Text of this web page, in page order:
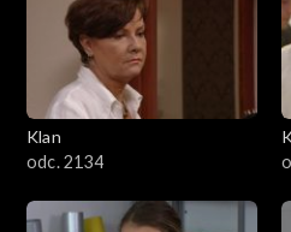
Klan
odc. 2134